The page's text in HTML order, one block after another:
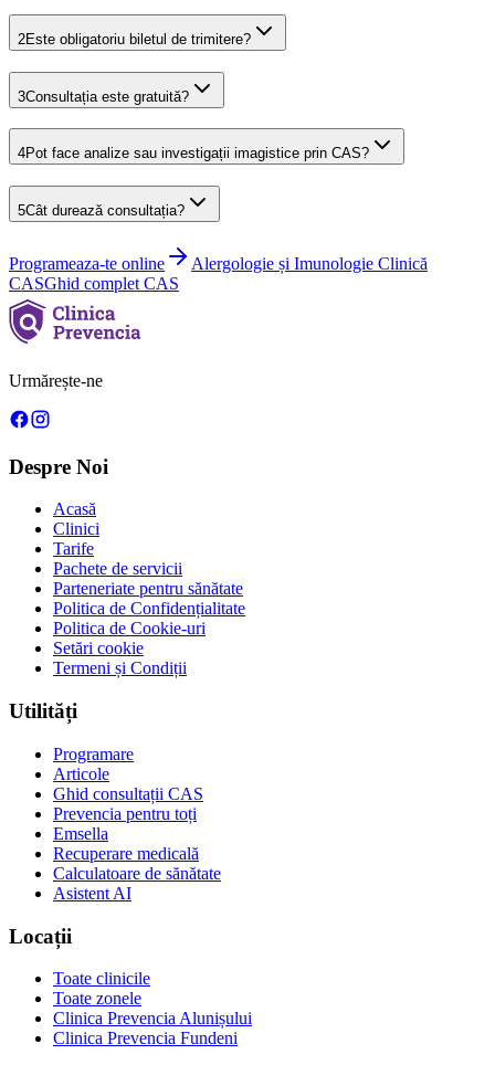
2Este obligatoriu biletul de trimitere?
3Consultația este gratuită?
4Pot face analize sau investigații imagistice prin CAS?
5Cât durează consultația?
Programeaza-te online
Alergologie și Imunologie Clinică
CASGhid complet CAS
Urmărește-ne
Despre Noi
Acasă
Clinici
Tarife
Pachete de servicii
Parteneriate pentru sănătate
Politica de Confidențialitate
Politica de Cookie-uri
Setări cookie
Termeni și Condiții
Utilități
Programare
Articole
Ghid consultații CAS
Prevencia pentru toți
Emsella
Recuperare medicală
Calculatoare de sănătate
Asistent AI
Locații
Toate clinicile
Toate zonele
Clinica Prevencia Alunișului
Clinica Prevencia Fundeni